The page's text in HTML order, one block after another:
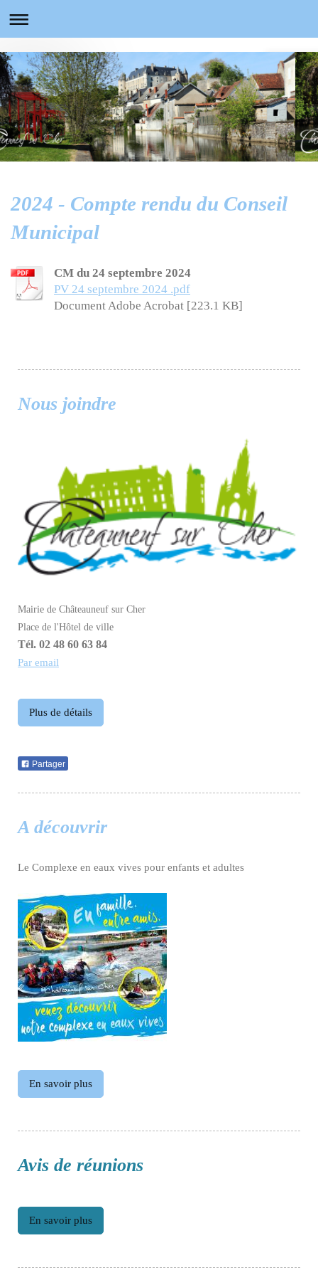
2024 - Compte rendu du Conseil
Municipal
CM du 24 septembre 2024
PV 24 septembre 2024 .pdf
Document Adobe Acrobat [223.1 KB]
Nous joindre
Mairie de Châteauneuf sur Cher
Place de l'Hôtel de ville
Tél. 02 48 60 63 84
Par email
Plus de détails
Partager
A découvrir
Le Complexe en eaux vives pour enfants et adultes
En savoir plus
Avis de réunions
En savoir plus